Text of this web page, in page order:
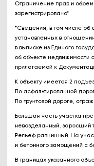
Ограничение прав и
зарегистрировано*
*Сведения, в том числе об
установленных в
в выписке из Единого
об объекте недвижимости
прилагаемой к
К объекту имеется 2
По асфальтированной
По грунтовой дороге,
Большая часть участка
невозделанный, заросший
Рельеф равнинный. На
и бетонного замощений с
В границах указанного